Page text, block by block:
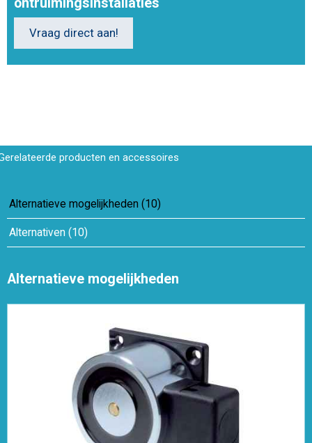
ontruimingsinstallaties
Vraag direct aan!
producten en accessoires
Alternatieve mogelijkheden (10)
Alternativen (10)
Alternatieve mogelijkheden